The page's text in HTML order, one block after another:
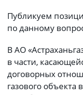
Публикуем
по данному
В АО
в части,
договорных
газового объекта